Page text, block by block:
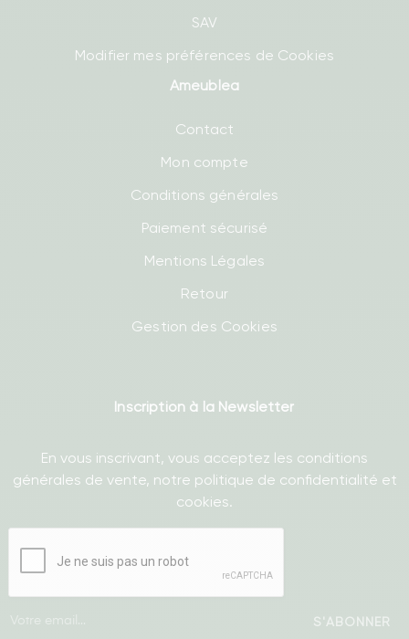
SAV
Modifier mes préférences de Cookies
Ameublea
Contact
Mon compte
Conditions générales
Paiement sécurisé
Mentions Légales
Retour
Gestion des Cookies
Inscription à la Newsletter
En vous inscrivant, vous acceptez les conditions
générales de vente, notre politique de confidentialité et
cookies.
S'ABONNER